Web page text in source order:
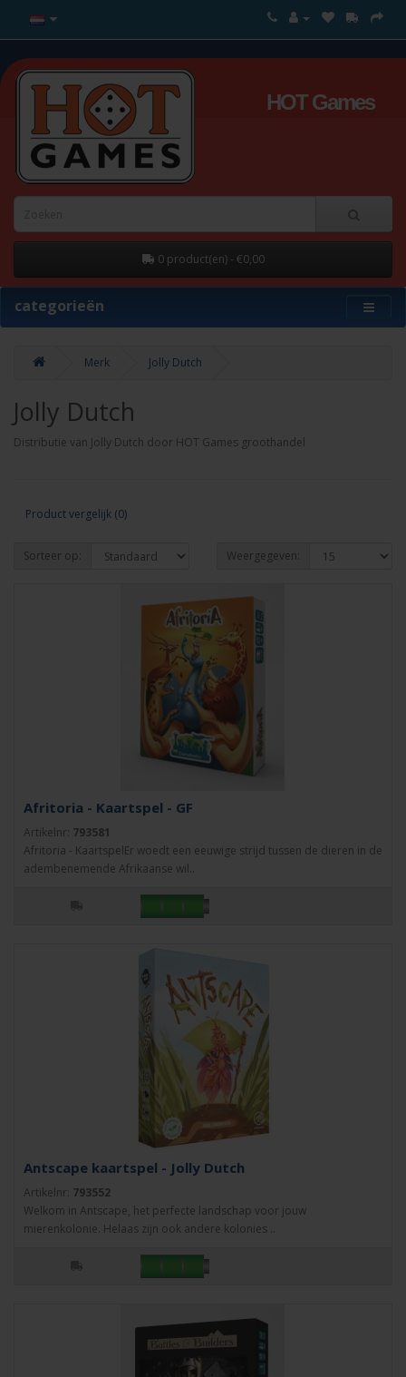
HOT Games
0 product(en) - €0,00
categorieën
Merk Jolly Dutch
Jolly Dutch
Distributie van Jolly Dutch door HOT Games groothandel
Product vergelijk (0)
Sorteer op: Weergegeven:
Afritoria - Kaartspel - GF
Artikelnr: 793581
Afritoria - KaartspelEr woedt een eeuwige strijd tussen de dieren in de
adembenemende Afrikaanse wil..
Antscape kaartspel - Jolly Dutch
Artikelnr: 793552
Welkom in Antscape, het perfecte landschap voor jouw
mierenkolonie. Helaas zijn ook andere kolonies ..